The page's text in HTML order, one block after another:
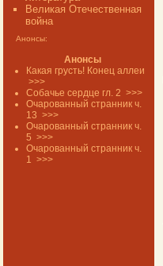
Великая Отечественная
война
Анонсы:
Анонсы
Какая грусть! Конец аллеи
>>>
Собачье сердце гл. 2 >>>
Очарованный странник ч.
13 >>>
Очарованный странник ч.
5 >>>
Очарованный странник ч.
1 >>>